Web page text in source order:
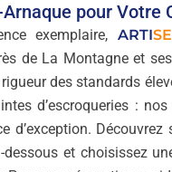
pour Votre
exemplaire, ARTI
de La Montagne et
des standards
d’escroqueries :
d’exception. Découvrez
et choisissez